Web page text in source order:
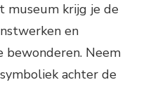
museum krijg je de
en
bewonderen. Neem
achter de